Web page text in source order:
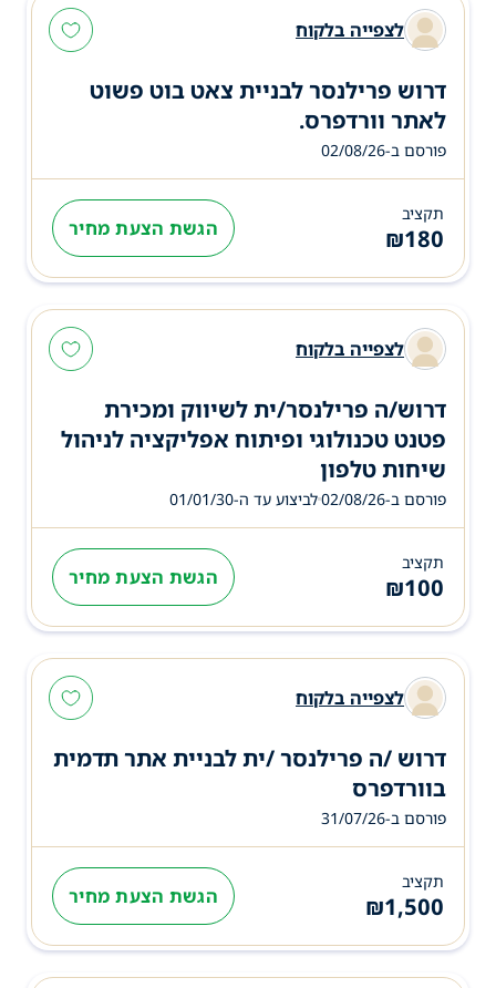
לצפייה בלקוח
דרוש פרילנסר לבניית צאט בוט פשוט
לאתר וורדפרס.
פורסם ב-02/08/26
תקציב
₪180 הגשת הצעת מחיר
לצפייה בלקוח
דרוש/ה פרילנסר/ית לשיווק ומכירת
פטנט טכנולוגי ופיתוח אפליקציה לניהול
שיחות טלפון
פורסם ב-02/08/26 לביצוע עד ה-01/01/30
תקציב
₪100 הגשת הצעת מחיר
לצפייה בלקוח
דרוש /ה פרילנסר /ית לבניית אתר תדמית
בוורדפרס
פורסם ב-31/07/26
תקציב
₪1,500 הגשת הצעת מחיר